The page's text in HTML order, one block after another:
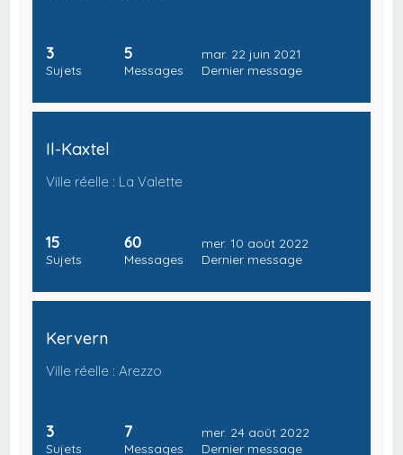
3
Sujets
5
Messages
mar. 22 juin 2021
Dernier message
Il-Kaxtel
Ville réelle : La Valette
15
Sujets
60
Messages
mer. 10 août 2022
Dernier message
Kervern
Ville réelle : Arezzo
3
Sujets
7
Messages
mer. 24 août 2022
Dernier message